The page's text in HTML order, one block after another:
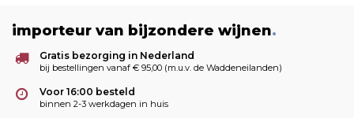
importeur van bijzondere wijnen.
Gratis bezorging in Nederland
bij bestellingen vanaf € 95,00 (m.u.v. de Waddeneilanden)
Voor 16:00 besteld
binnen 2-3 werkdagen in huis